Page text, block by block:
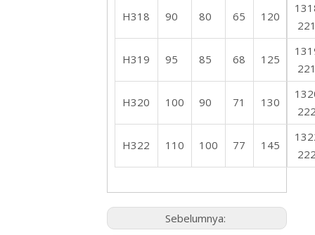
H318 90 80 65 120
H319 95 85 68 125
H320 100 90 71 130
H322 110 100 77 145
Sebelumnya: